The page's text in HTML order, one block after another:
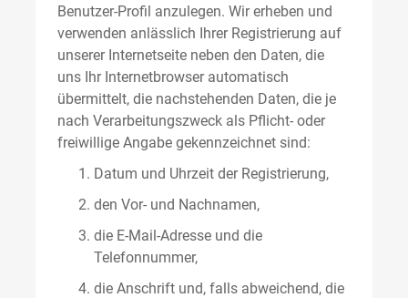
Benutzer-Profil anzulegen. Wir erheben und
verwenden anlässlich Ihrer Registrierung auf
unserer Internetseite neben den Daten, die
uns Ihr Internetbrowser automatisch
übermittelt, die nachstehenden Daten, die je
nach Verarbeitungszweck als Pflicht- oder
freiwillige Angabe gekennzeichnet sind:
Datum und Uhrzeit der Registrierung,
den Vor- und Nachnamen,
die E-Mail-Adresse und die
Telefonnummer,
die Anschrift und, falls abweichend, die